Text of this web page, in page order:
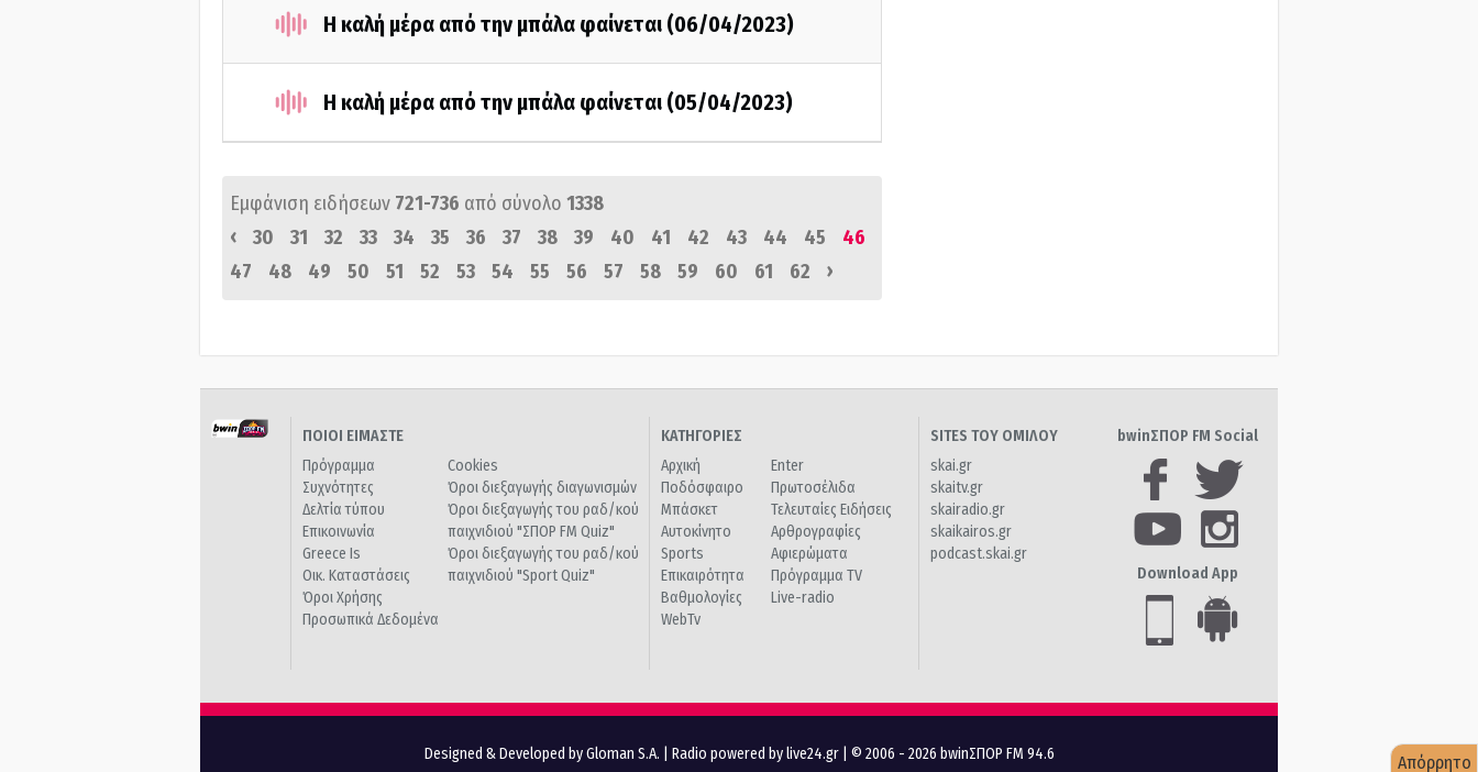
Η καλή μέρα από την μπάλα φαίνεται (06/04/2023)
Η καλή μέρα από την μπάλα φαίνεται (05/04/2023)
Εμφάνιση ειδήσεων 721-736 από σύνολο 1338
‹
30 31 32 33 34 35 36 37 38 39 40 41 42 43 44 45
46
47
48 49 50 51 52 53 54 55 56 57 58 59 60 61 62 ›
ΠΟΙΟΙ ΕΙΜΑΣΤΕ
Πρόγραμμα
Συχνότητες
Δελτία τύπου
Επικοινωνία
Greece Is
Οικ. Καταστάσεις
Όροι Χρήσης
Προσωπικά Δεδομένα
Cookies
Όροι διεξαγωγής διαγωνισμών
Όροι διεξαγωγής του ραδ/κού
παιχνιδιού "ΣΠΟΡ FM Quiz"
Όροι διεξαγωγής του ραδ/κού
παιχνιδιού "Sport Quiz"
ΚΑΤΗΓΟΡΙΕΣ
Αρχική
Ποδόσφαιρο
Μπάσκετ
Αυτοκίνητο
Sports
Επικαιρότητα
Βαθμολογίες
WebTv
Enter
Πρωτοσέλιδα
Τελευταίες Ειδήσεις
Αρθρογραφίες
Αφιερώματα
Πρόγραμμα TV
Live-radio
SITES ΤΟΥ ΟΜΙΛΟΥ
skai.gr
skaitv.gr
skairadio.gr
skaikairos.gr
podcast.skai.gr
bwinΣΠΟΡ FM Social
Download App
Designed & Developed by Gloman S.A. Radio powered by live24.gr | © 2006 - 2026 bwinΣΠΟΡ FM 94.6 Απόρρητο